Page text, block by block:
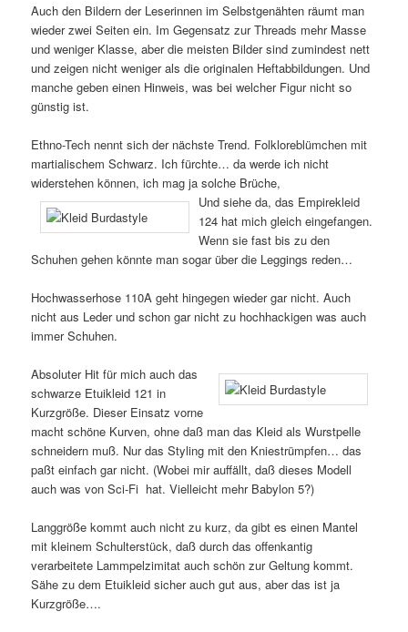
Auch den Bildern der Leserinnen im Selbstgenähten räumt man
wieder zwei Seiten ein. Im Gegensatz zur Threads mehr Masse
und weniger Klasse, aber die meisten Bilder sind zumindest nett
und zeigen nicht weniger als die originalen Heftabbildungen. Und
manche geben einen Hinweis, was bei welcher Figur nicht so
günstig ist.
Ethno-Tech nennt sich der nächste Trend. Folkloreblümchen mit
martialischem Schwarz. Ich fürchte… da werde ich nicht
widerstehen können, ich mag ja solche Brüche,
Und siehe da, das Empirekleid
124 hat mich gleich eingefangen.
Wenn sie fast bis zu den
Schuhen gehen könnte man sogar über die Leggings reden…
Hochwasserhose 110A geht hingegen wieder gar nicht. Auch
nicht aus Leder und schon gar nicht zu hochhackigen was auch
immer Schuhen.
Absoluter Hit für mich auch das
schwarze Etuikleid 121 in
Kurzgröße. Dieser Einsatz vorne
macht schöne Kurven, ohne daß man das Kleid als Wurstpelle
schneidern muß. Nur das Styling mit den Kniestrümpfen… das
paßt einfach gar nicht. (Wobei mir auffällt, daß dieses Modell
auch was von Sci-Fi hat. Vielleicht mehr Babylon 5?)
Langgröße kommt auch nicht zu kurz, da gibt es einen Mantel
mit kleinem Schulterstück, daß durch das offenkantig
verarbeitete Lammpelzimitat auch schön zur Geltung kommt.
Sähe zu dem Etuikleid sicher auch gut aus, aber das ist ja
Kurzgröße….